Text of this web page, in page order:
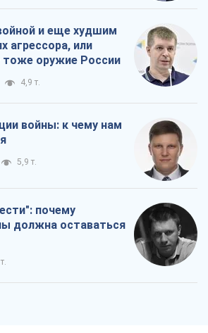
и еще худшим
агрессора, или
тоже оружие России
4,9 т.
войны: к чему нам
5,9 т.
почему
должна оставаться